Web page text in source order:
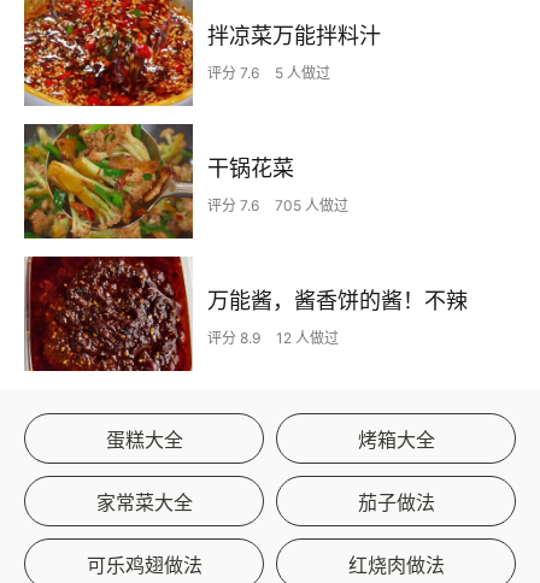
拌凉菜万能拌料汁
评分 7.6 5 人做过
干锅花菜
评分 7.6 705 人做过
万能酱，酱香饼的酱！不辣
评分 8.9 12 人做过
蛋糕大全 烤箱大全
家常菜大全 茄子做法
可乐鸡翅做法 红烧肉做法